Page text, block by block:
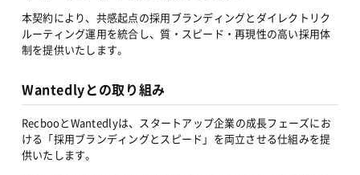
本契約により、共感起点の採用ブランディングとダイレクトリク
ルーティング運用を統合し、質・スピード・再現性の高い採用体
制を提供いたします。
Wantedlyとの取り組み
RecbooとWantedlyは、スタートアップ企業の成長フェーズにお
ける「採用ブランディングとスピード」を両立させる仕組みを提
供いたします。